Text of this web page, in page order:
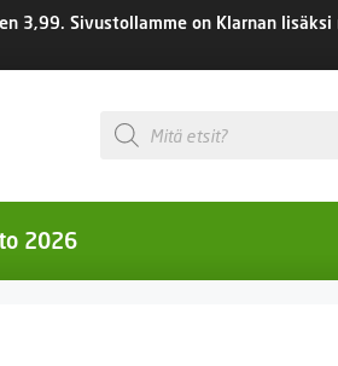
3,99. Sivustollamme on Klarnan
Products
search
2026